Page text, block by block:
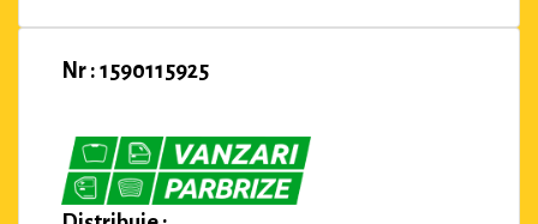
Nr : 1590115925